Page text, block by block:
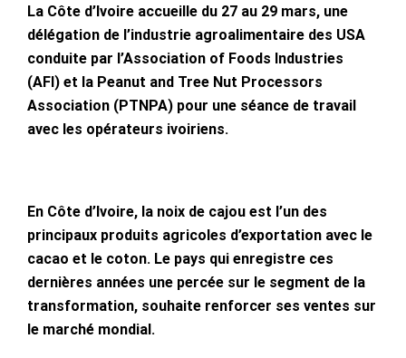
La Côte d’Ivoire accueille du 27 au 29 mars, une
délégation de l’industrie agroalimentaire des USA
conduite par l’Association of Foods Industries
(AFI) et la Peanut and Tree Nut Processors
Association (PTNPA) pour une séance de travail
avec les opérateurs ivoiriens.
En Côte d’Ivoire, la noix de cajou est l’un des
principaux produits agricoles d’exportation avec le
cacao et le coton. Le pays qui enregistre ces
dernières années une percée sur le segment de la
transformation, souhaite renforcer ses ventes sur
le marché mondial.